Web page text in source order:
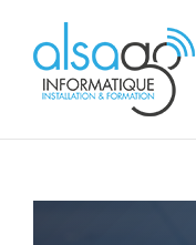
contenu